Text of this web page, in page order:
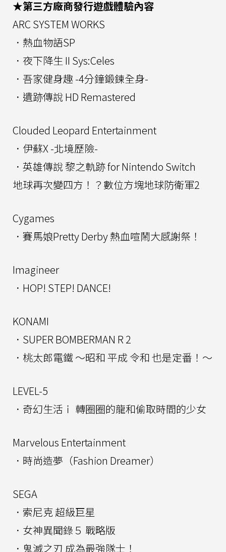
★第三方廠商發行遊戲體驗內容
ARC SYSTEM WORKS
．熱血物語SP
．夜下降生 II Sys:Celes
．吾家健身趣 -4分鐘鍛鍊全身-
．遺跡傳說 HD Remastered
Clouded Leopard Entertainment
．伊蘇X -北境歷險-
．英雄傳說 黎之軌跡 for Nintendo Switch
地球再次變四方！？數位方塊地球防衛軍2
Cygames
．賽馬娘Pretty Derby 熱血喧鬧大感謝祭！
Imagineer
．HOP! STEP! DANCE!
KONAMI
．SUPER BOMBERMAN R 2
．桃太郎電鐵 ～昭和 平成 令和 也是定番！～
LEVEL-5
．奇幻生活ｉ 轉圈圈的龍和偷取時間的少女
Marvelous Entertainment
．時尚造夢（Fashion Dreamer）
SEGA
．索尼克 超級巨星
．女神異聞錄５ 戰略版
．鬼滅之刃 成為最強隊士！